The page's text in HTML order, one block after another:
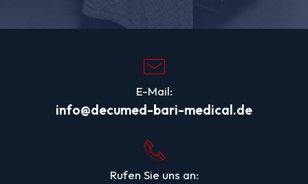
E-Mail:
info@decumed-bari-medical.de
Rufen Sie uns an: